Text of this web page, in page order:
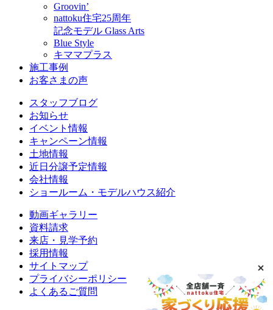
Groovin’
nattoku住宅25周年
記念モデル Glass Arts
Blue Style
キママプラス
施工事例
お客さまの声
スタッフブログ
お知らせ
イベント情報
キャンペーン情報
土地情報
近日分譲予定情報
会社情報
ショールーム・モデルハウス紹介
動画ギャラリー
資料請求
来店・見学予約
採用情報
サイトマップ
プライバシーポリシー
よくあるご質問